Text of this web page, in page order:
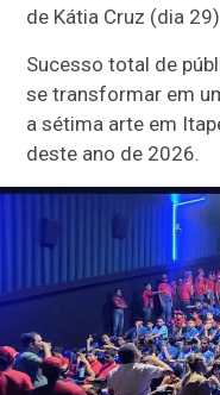
de Kátia Cruz (dia
Sucesso total de
se transformar em
a sétima arte em
deste ano de 2026.